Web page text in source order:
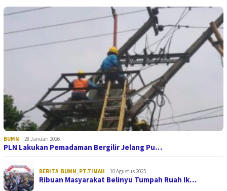
BUMN 28 Januari 2026
PLN Lakukan Pemadaman Bergilir Jelang Pu…
BERITA BUMN PT.TIMAH 10 Agustus 2025
Ribuan Masyarakat Belinyu Tumpah Ruah Ik…